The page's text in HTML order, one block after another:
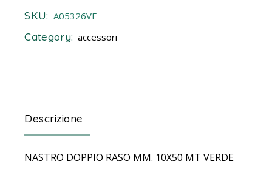
SKU: A05326VE
Category: accessori
Descrizione
NASTRO DOPPIO RASO MM. 10X50 MT VERDE